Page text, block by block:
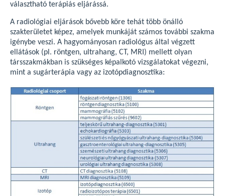
választható terápiás eljárássá.
A radiológiai eljárások bővebb köre tehát több önálló
szakterületet képez, amelyek munkáját számos további szakma
igénybe veszi. A hagyományosan radiológus által végzett
ellátások (pl. röntgen, ultrahang, CT, MRI) mellett olyan
társszakmákban is szükséges képalkotó vizsgálatokat végezni,
mint a sugárterápia vagy az izotópdiagnosztika: